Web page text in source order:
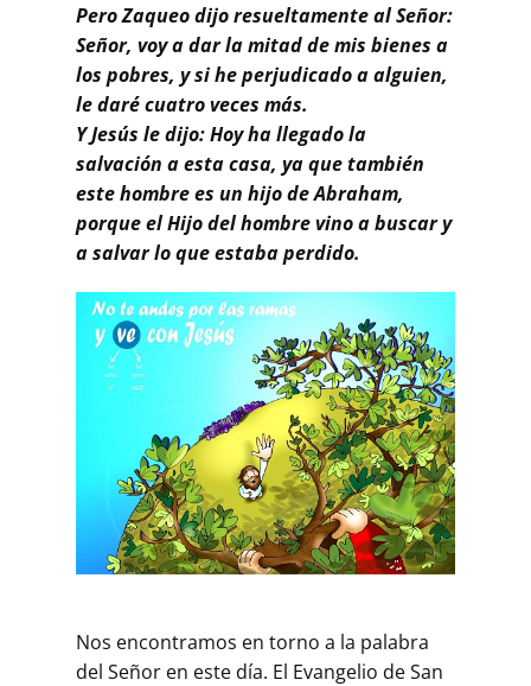
Pero Zaqueo dijo resueltamente al Señor:
Señor, voy a dar la mitad de mis bienes a
los pobres, y si he perjudicado a alguien,
le daré cuatro veces más.
Y Jesús le dijo: Hoy ha llegado la
salvación a esta casa, ya que también
este hombre es un hijo de Abraham,
porque el Hijo del hombre vino a buscar y
a salvar lo que estaba perdido.
Nos encontramos en torno a la palabra
del Señor en este día. El Evangelio de San